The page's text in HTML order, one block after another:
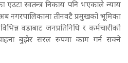
स्वतन्त्र निकाय पनि भएकाले न्याय
नगरपालिकामा तीनवटै प्रमुखको भूमिका
वडाबाट जनप्रतिनिधि र कर्मचारीको
बुझेर सरल रुपमा काम गर्न सक्ने